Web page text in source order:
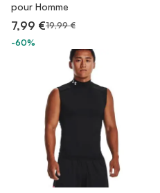
pour Homme
7,99 €19,99 €
-60%